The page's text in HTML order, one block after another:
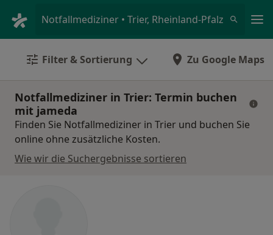
Notfallmediziner • Trier, Rheinland-Pfalz
Filter & Sortierung Zu Google Maps
Notfallmediziner in Trier: Termin buchen
mit jameda
Finden Sie Notfallmediziner in Trier und buchen Sie
online ohne zusätzliche Kosten.
Wie wir die Suchergebnisse sortieren